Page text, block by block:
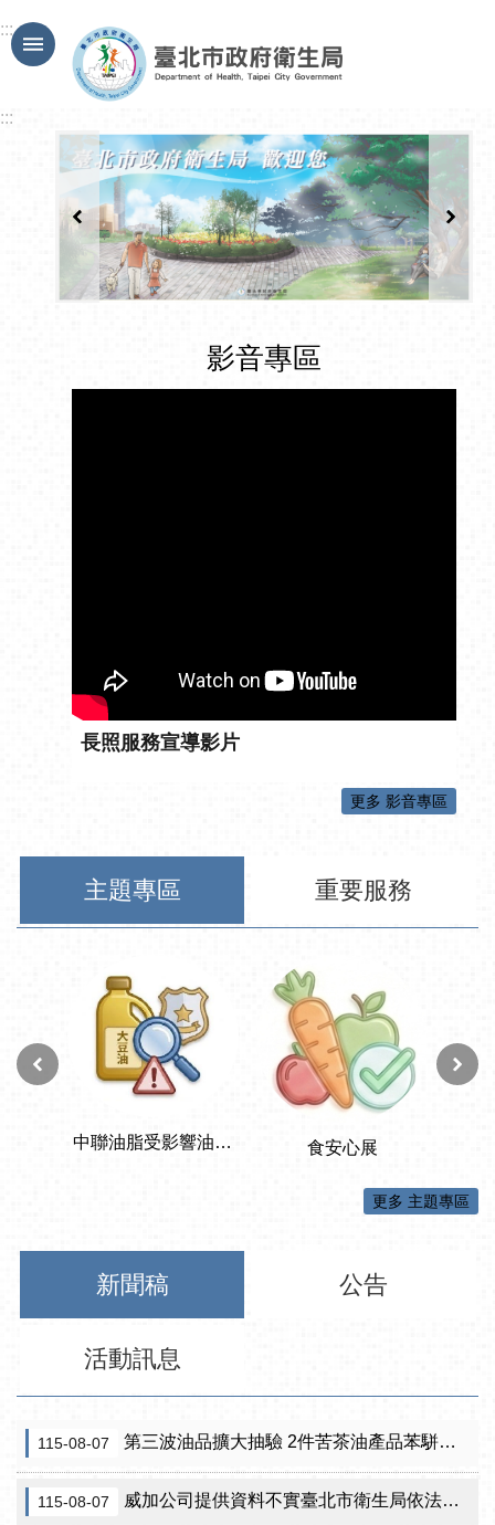
跳到主要內容區塊
:::
:::
影音專區
長照服務宣導影片
更多 影音專區
主題專區 重要服務
更多 主題專區
新聞稿 公告
活動訊息
115-08-07 第三波油品擴大抽驗 2件苦茶油產品苯駢芘超標 前已要求預防性下架
115-08-07 威加公司提供資料不實臺北市衛生局依法重罰300萬元 續查苦茶油及原料下游